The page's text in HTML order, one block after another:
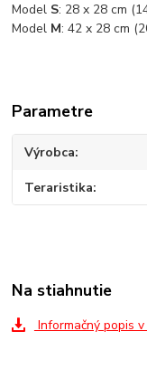
Model S: 28 x 28 cm
Model M: 42 x 28 cm
Parametre
Výrobca
Teraristika
Na stiahnutie
Informačný popis